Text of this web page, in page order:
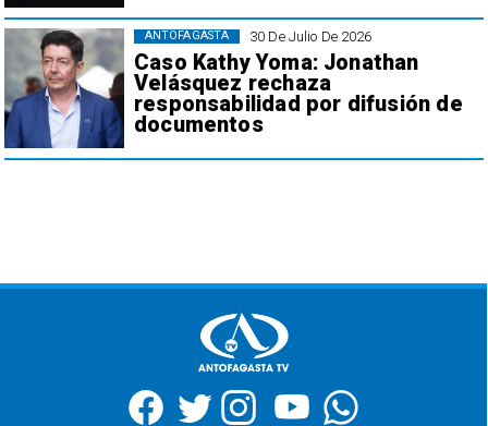
30 De Julio De 2026
Caso Kathy Yoma: Jonathan
Velásquez rechaza
responsabilidad por difusión de
documentos
ANTOFAGASTA